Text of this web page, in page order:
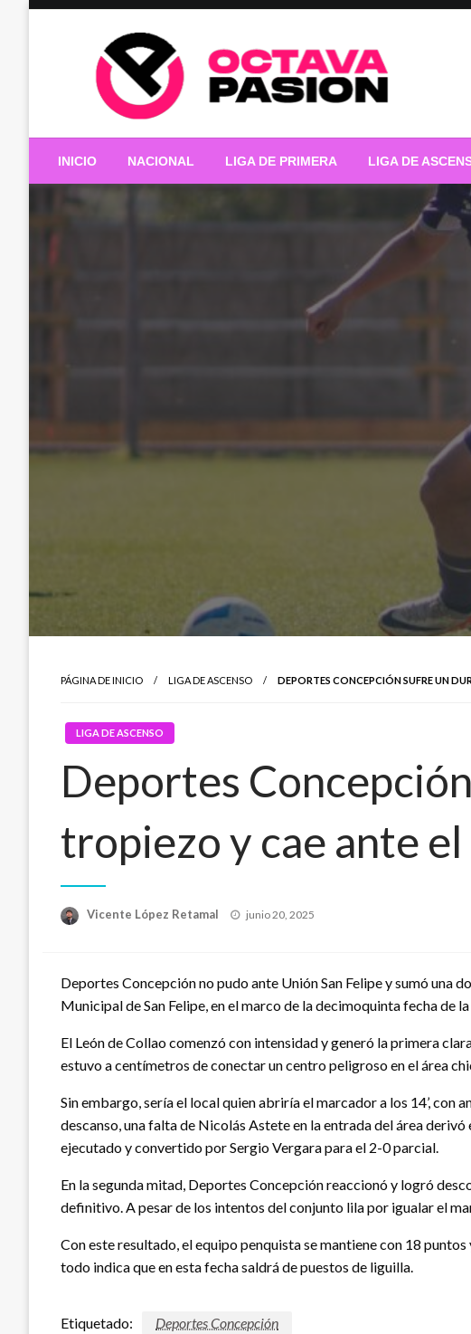
INICIO NACIONAL LIGA DE PRIMERA LIGA DE
PÁGINA DE INICIO LIGA DE ASCENSO DEPORTES CONCEPCIÓN SUFRE UN
LIGA DE ASCENSO
Deportes
tropiezo y cae ante
Vicente López Retamal
Publicado
junio 20, 2025
Deportes Concepción no pudo ante Unión San Felipe y sumó una
Municipal de San Felipe, en el marco de la decimoquinta fecha de la
El León de Collao comenzó con intensidad y generó la primera
estuvo a centímetros de conectar un centro peligroso en el área
Sin embargo, sería el local quien abriría el marcador a los 14’, con
descanso, una falta de Nicolás Astete en la entrada del área
ejecutado y convertido por Sergio Vergara para el 2-0 parcial.
En la segunda mitad, Deportes Concepción reaccionó y logró
definitivo. A pesar de los intentos del conjunto lila por igualar el
Con este resultado, el equipo penquista se mantiene con 18
todo indica que en esta fecha saldrá de puestos de liguilla.
Etiquetado: Deportes Concepción